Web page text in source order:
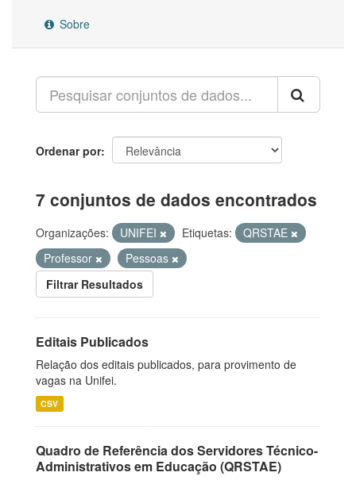
Sobre
Ordenar por
7 conjuntos de dados encontrados
Organizações: UNIFEI Etiquetas:
QRSTAE
Professor
Pessoas
Filtrar Resultados
Editais Publicados
Relação dos editais publicados, para provimento de
vagas na Unifei.
CSV
Quadro de Referência dos Servidores Técnico-
Administrativos em Educação (QRSTAE)